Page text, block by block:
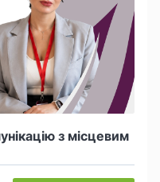
з місцевим